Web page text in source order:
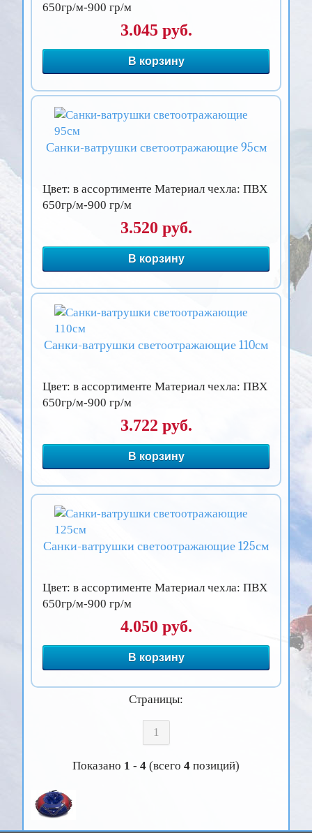
650гр/м-900 гр/м
3.045 руб.
В корзину
Санки-ватрушки светоотражающие 95см
Цвет: в ассортименте Материал чехла: ПВХ
650гр/м-900 гр/м
3.520 руб.
В корзину
Санки-ватрушки светоотражающие 110см
Цвет: в ассортименте Материал чехла: ПВХ
650гр/м-900 гр/м
3.722 руб.
В корзину
Санки-ватрушки светоотражающие 125см
Цвет: в ассортименте Материал чехла: ПВХ
650гр/м-900 гр/м
4.050 руб.
В корзину
Страницы:
1
Показано 1 - 4 (всего 4 позиций)